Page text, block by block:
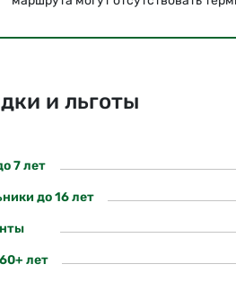
и льготы
7 лет
до 16 лет
лет